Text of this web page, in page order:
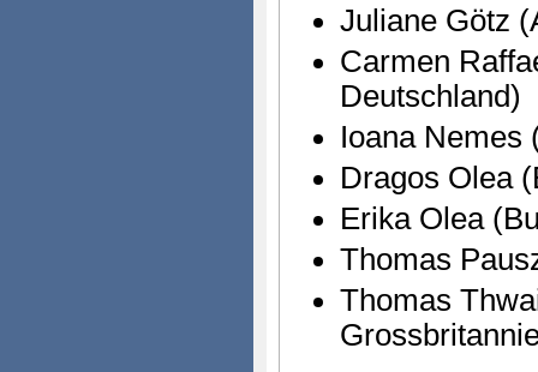
Juliane Götz
Carmen
Deutschland)
Ioana Nemes
Dragos Olea
Erika Olea
Thomas
Thomas